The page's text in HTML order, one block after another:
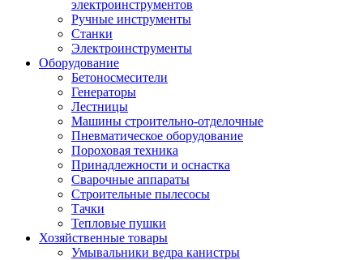
электроинструментов
Ручные инструменты
Станки
Электроинструменты
Оборудование
Бетоносмесители
Генераторы
Лестницы
Машины строительно-отделочные
Пневматическое оборудование
Пороховая техника
Принадлежности и оснастка
Сварочные аппараты
Строительные пылесосы
Тачки
Тепловые пушки
Хозяйственные товары
Умывальники ведра канистры